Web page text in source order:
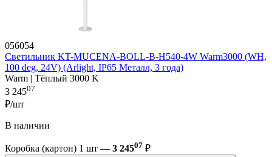
056054
Светильник KT-MUCENA-BOLL-B-H540-4W Warm3000 (WH,
100 deg, 24V) (Arlight, IP65 Металл, 3 года)
Warm | Тёплый 3000 K
3 24507
₽/шт
В наличии
Коробка (картон) 1 шт — 3 24507 ₽